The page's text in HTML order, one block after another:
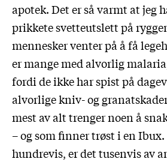
apotek. Det er så varmt at jeg
prikkete svetteutslett på
mennesker venter på å få
er mange med alvorlig
fordi de ikke har spist på
alvorlige kniv- og
mest av alt trenger noen å
– og som finner trøst i en
hundrevis, er det tusenvis av